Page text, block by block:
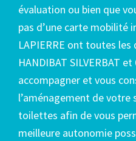
évaluation ou bien que
pas d’une carte mobilité
LAPIERRE ont toutes
HANDIBAT SILVERBAT
accompagner et vous
l’aménagement de votre
toilettes afin de vous
meilleure autonomie